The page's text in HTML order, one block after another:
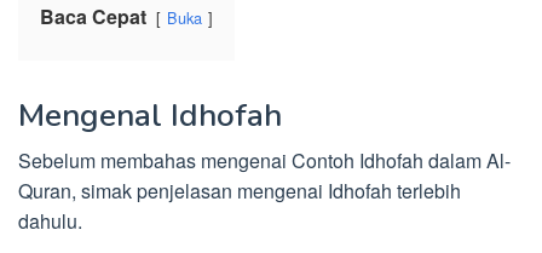
Baca Cepat Buka
Mengenal Idhofah
Sebelum membahas mengenai Contoh Idhofah dalam Al-
Quran, simak penjelasan mengenai Idhofah terlebih
dahulu.